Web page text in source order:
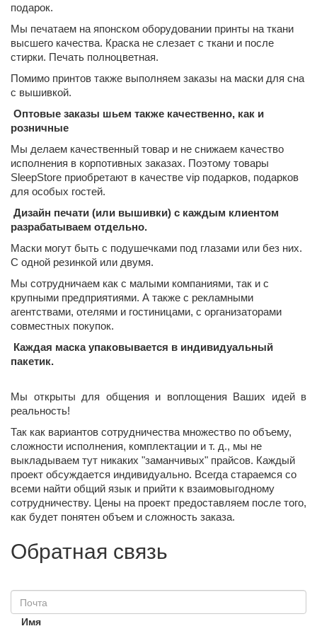
подарок.
Мы печатаем на японском оборудовании принты на ткани
высшего качества. Краска не слезает с ткани и после
стирки. Печать полноцветная.
Помимо принтов также выполняем заказы на маски для сна
с вышивкой.
Оптовые заказы шьем также качественно, как и
розничные
Мы делаем качественный товар и не снижаем качество
исполнения в корпотивных заказах. Поэтому товары
SleepStore приобретают в качестве vip подарков, подарков
для особых гостей.
Дизайн печати (или вышивки) с каждым клиентом
разрабатываем отдельно.
Маски могут быть с подушечками под глазами или без них.
С одной резинкой или двумя.
Мы сотрудничаем как с малыми компаниями, так и с
крупными предприятиями. А также с рекламными
агентствами, отелями и гостиницами, с организаторами
совместных покупок.
Каждая маска упаковывается в индивидуальный
пакетик.
Мы открыты для общения и воплощения Ваших идей в
реальность!
Так как вариантов сотрудничества множество по объему,
сложности исполнения, комплектации и т. д., мы не
выкладываем тут никаких "заманчивых" прайсов. Каждый
проект обсуждается индивидуально. Всегда стараемся со
всеми найти общий язык и прийти к взаимовыгодному
сотрудничеству. Цены на проект предоставляем после того,
как будет понятен объем и сложность заказа.
Обратная связь
Имя